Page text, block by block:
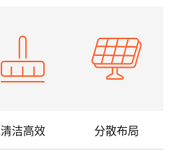
清洁高效 分散布局